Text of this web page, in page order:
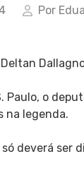
Por
Paulo, o
na legenda.
deverá ser